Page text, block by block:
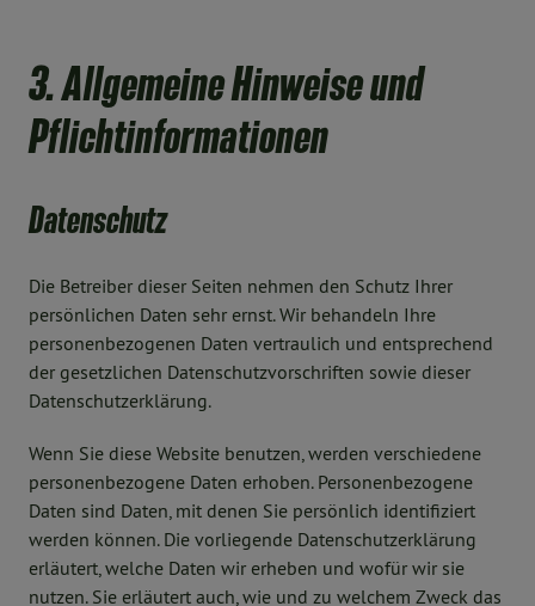
3. Allgemeine Hinweise und
Pflichtinformationen
Datenschutz
Die Betreiber dieser Seiten nehmen den Schutz Ihrer
persönlichen Daten sehr ernst. Wir behandeln Ihre
personenbezogenen Daten vertraulich und entsprechend
der gesetzlichen Datenschutzvorschriften sowie dieser
Datenschutzerklärung.
Wenn Sie diese Website benutzen, werden verschiedene
personenbezogene Daten erhoben. Personenbezogene
Daten sind Daten, mit denen Sie persönlich identifiziert
werden können. Die vorliegende Datenschutzerklärung
erläutert, welche Daten wir erheben und wofür wir sie
nutzen. Sie erläutert auch, wie und zu welchem Zweck das